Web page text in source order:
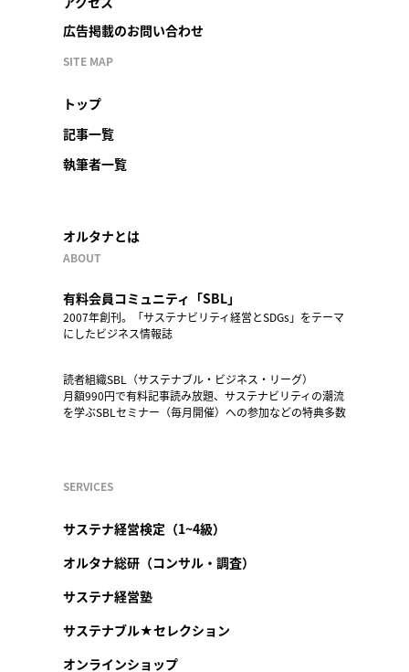
広告掲載のお問い合わせ
SITE MAP
トップ
記事一覧
執筆者一覧
オルタナとは
ABOUT
有料会員コミュニティ「SBL」
2007年創刊。「サステナビリティ経営とSDGs」をテーマ
にしたビジネス情報誌
読者組織SBL（サステナブル・ビジネス・リーグ）
月額990円で有料記事読み放題、サステナビリティの潮流
を学ぶSBLセミナー（毎月開催）への参加などの特典多数
SERVICES
サステナ経営検定（1~4級）
オルタナ総研（コンサル・調査）
サステナ経営塾
サステナブル★セレクション
オンラインショップ